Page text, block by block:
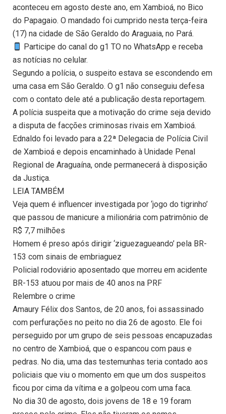
aconteceu em agosto deste ano, em Xambioá, no Bico
do Papagaio. O mandado foi cumprido nesta terça-feira
(17) na cidade de São Geraldo do Araguaia, no Pará.
Participe do canal do g1 TO no WhatsApp e receba
as notícias no celular.
Segundo a polícia, o suspeito estava se escondendo em
uma casa em São Geraldo. O g1 não conseguiu defesa
com o contato dele até a publicação desta reportagem.
A polícia suspeita que a motivação do crime seja devido
a disputa de facções criminosas rivais em Xambioá.
Ednaldo foi levado para a 22ª Delegacia de Polícia Civil
de Xambioá e depois encaminhado à Unidade Penal
Regional de Araguaína, onde permanecerá à disposição
da Justiça.
LEIA TAMBÉM
Veja quem é influencer investigada por ‘jogo do tigrinho’
que passou de manicure a milionária com patrimônio de
R$ 7,7 milhões
Homem é preso após dirigir ‘ziguezagueando’ pela BR-
153 com sinais de embriaguez
Policial rodoviário aposentado que morreu em acidente
BR-153 atuou por mais de 40 anos na PRF
Relembre o crime
Amaury Félix dos Santos, de 20 anos, foi assassinado
com perfurações no peito no dia 26 de agosto. Ele foi
perseguido por um grupo de seis pessoas encapuzadas
no centro de Xambioá, que o espancou com paus e
pedras. No dia, uma das testemunhas teria contado aos
policiais que viu o momento em que um dos suspeitos
ficou por cima da vítima e a golpeou com uma faca.
No dia 30 de agosto, dois jovens de 18 e 19 foram